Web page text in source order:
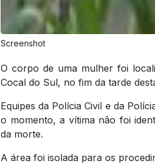
Screenshot
O corpo de uma mulher foi
Cocal do Sul, no fim da tarde
Equipes da Polícia Civil e da
o momento, a vítima não foi
da morte.
A área foi isolada para os